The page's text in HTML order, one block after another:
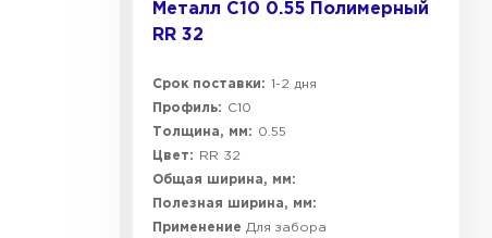
Металл C10 0.55 Полимерный
RR 32
Срок поставки: 1-2 дня
Профиль:
C10
Толщина, мм:
0.55
Цвет:
RR 32
Общая ширина, мм:
Полезная ширина, мм:
Применение Для забора